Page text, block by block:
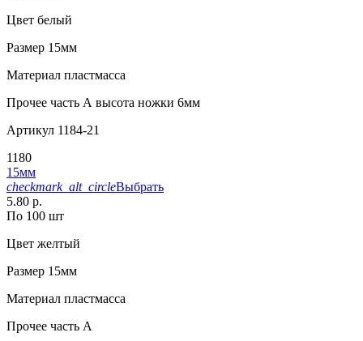
Цвет белый
Размер 15мм
Материал пластмасса
Прочее часть А высота ножки 6мм
Артикул 1184-21
1180
15мм
checkmark_alt_circleВыбрать
5.80 р.
По 100 шт
Цвет желтый
Размер 15мм
Материал пластмасса
Прочее часть A